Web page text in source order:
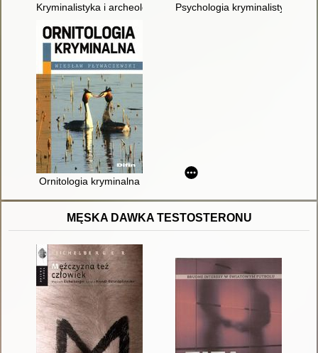
Kryminalistyka i archeologia sądowa w procesie poszukiwania
Psychologia kryminalistyczna :
Ornitologia kryminalna
MĘSKA DAWKA TESTOSTERONU